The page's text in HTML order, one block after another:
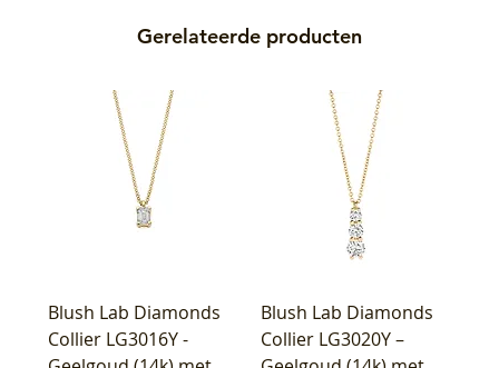
Gerelateerde producten
Blush Lab Diamonds
Collier LG3016Y -
Blush Lab Diamonds
Collier LG3020Y –